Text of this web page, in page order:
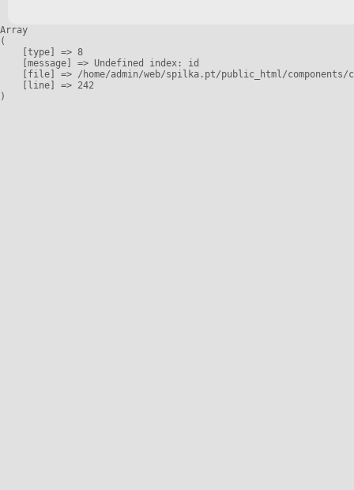
Array
(
    [type] => 8
    [message] => Undefined index: id
[file] => /home/admin/web/spilka.pt/public_html/
    [line] => 242